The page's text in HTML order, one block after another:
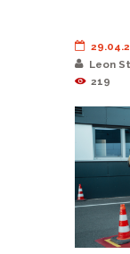
Leon
219